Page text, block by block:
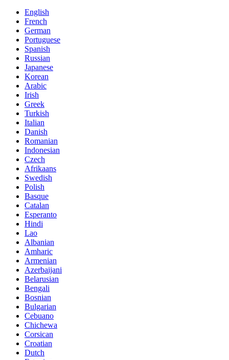
English
French
German
Portuguese
Spanish
Russian
Japanese
Korean
Arabic
Irish
Greek
Turkish
Italian
Danish
Romanian
Indonesian
Czech
Afrikaans
Swedish
Polish
Basque
Catalan
Esperanto
Hindi
Lao
Albanian
Amharic
Armenian
Azerbaijani
Belarusian
Bengali
Bosnian
Bulgarian
Cebuano
Chichewa
Corsican
Croatian
Dutch